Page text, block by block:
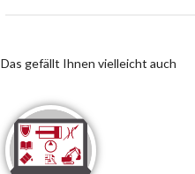
Das gefällt Ihnen vielleicht auch